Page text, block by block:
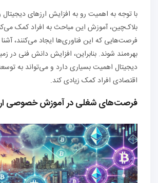
با توجه به اهمیت رو به افزایش ارزهای دیجیتال
بلاک‌چین، آموزش این مباحث به افراد کمک
فرصت‌هایی که این فناوری‌ها ایجاد می‌کنند،
بهره‌مند شوند. بنابراین، افزایش دانش فنی در
دیجیتال اهمیت بسیاری دارد و می‌تواند به
اقتصادی افراد کمک زیادی کند.
فرصت‌های شغلی در آموزش خصوصی ارز